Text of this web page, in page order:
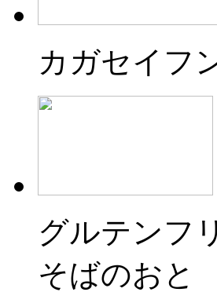
カガセイフ
グルテンフ
そばのおと